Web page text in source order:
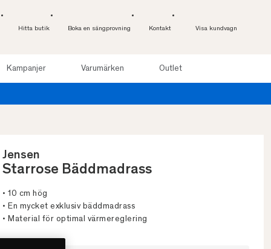
Hitta butik Boka en sängprovning Kontakt Visa kundvagn
Kampanjer Varumärken Outlet
mer
Jensen
Starrose Bäddmadrass
• 10 cm hög
• En mycket exklusiv bäddmadrass
• Material för optimal värmereglering